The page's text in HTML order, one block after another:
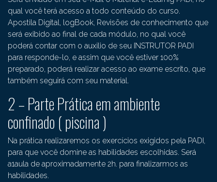
qual você terá acesso a todo conteúdo do curso.
Apostila Digital, logBook, Revisões de conhecimento que
será exibido ao final de cada módulo, no qual você
poderá contar com o auxilio de seu INSTRUTOR PADI
para responde-lo, e assim que você estiver 100%
preparado, poderá realizar acesso ao exame escrito, que
também seguirá com seu material.
2 – Parte Prática em ambiente
confinado ( piscina )
Na prática realizaremos os exercícios exigidos pela PADI,
para que você domine as habilidades escolhidas. Será
a1aula de aproximadamente 2h. para finalizarmos as
habilidades.